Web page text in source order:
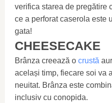
verifica starea de pregătire
ce a perforat caserola este
gata!
CHEESECAKE
Brânza creează o crustă
același timp, fiecare soi va
neuitat. Brânza este
inclusiv cu conopida.